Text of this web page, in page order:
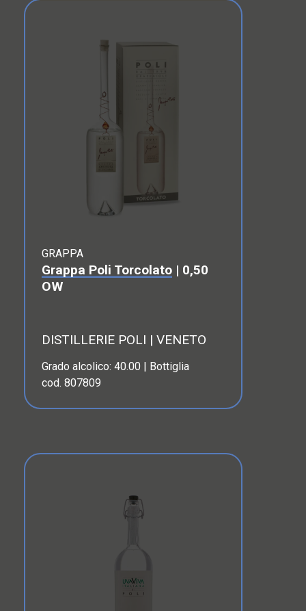
GRAPPA
Grappa Poli Torcolato | 0,50
OW
DISTILLERIE POLI | VENETO
Grado alcolico: 40.00 | Bottiglia
cod. 807809